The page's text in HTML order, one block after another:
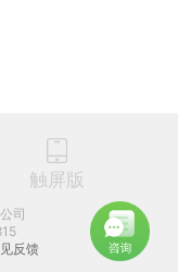
触屏版
司
反馈